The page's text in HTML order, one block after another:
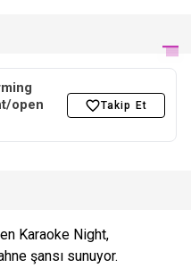
open
Takip Et
Karaoke Night,
şansı sunuyor.